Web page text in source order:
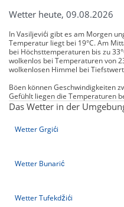
Wetter heute, 09.08.2026
In Vasiljevići gibt es am Morgen
Temperatur liegt bei 19°C. Am
bei Höchsttemperaturen bis zu
wolkenlos bei Temperaturen von
wolkenlosen Himmel bei
Böen können Geschwindigkeiten
Gefühlt liegen die Temperaturen
Das Wetter in der
Wetter Grgići
Wetter Bunarić
Wetter Tufekdžići